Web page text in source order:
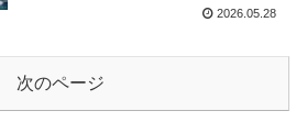
2026.05.28
次のページ